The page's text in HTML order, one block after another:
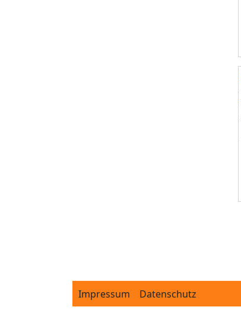
Footer
Impressum Datenschutz